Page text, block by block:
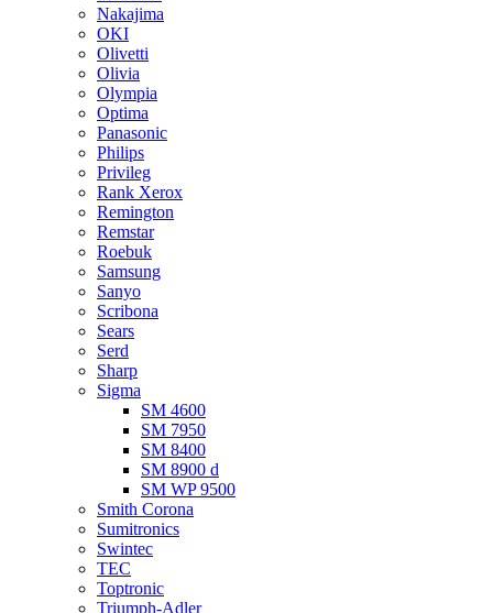
Nakajima
OKI
Olivetti
Olivia
Olympia
Optima
Panasonic
Philips
Privileg
Rank Xerox
Remington
Remstar
Roebuk
Samsung
Sanyo
Scribona
Sears
Serd
Sharp
Sigma
SM 4600
SM 7950
SM 8400
SM 8900 d
SM WP 9500
Smith Corona
Sumitronics
Swintec
TEC
Toptronic
Triumph-Adler